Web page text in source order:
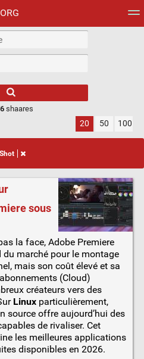
shaares
20 50 100
sous
la face, Adobe Premiere
du marché pour le montage
mais son coût élevé et sa
(Cloud)
créateurs vers des
Linuxparticulièrement,
source offre aujourd’hui des
de rivaliser. Cet
les meilleures applications
disponibles en 2026.